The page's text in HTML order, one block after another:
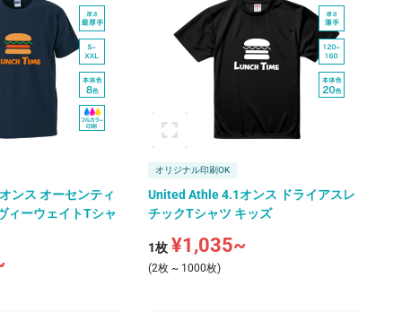
ォーキング、学園祭や
といった、半日程度の
す。襟はリブ仕様で型
裾はダブルステッチ始
ています。ホワイト・
どの定番カラーから、
ンク・トロピカルピン
ーまで、豊富な20色展
ンス オーセンティ
ィーウェイトTシャ
オリジナル印刷OK
United Athle 4.1オンス ドライアスレ
チックTシャツ キッズ
1枚 ¥1,035~
(2枚 ~ 1000枚)